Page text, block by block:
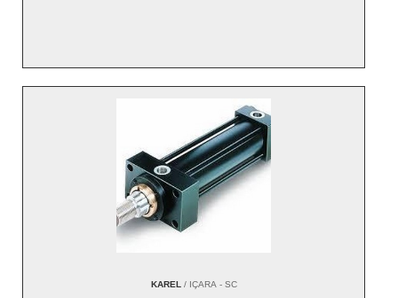
KAREL/ IÇARA - SC